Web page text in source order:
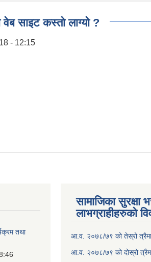
वेब साइट कस्ताे लाग्याे ?
- 12:15
तथा
सामाजिका सुरक्षा
लाभग्राहीहरुको
आ.व. २०७८/७९ को तेस्रो
आ.व. २०७८/७९ को दोस्रो